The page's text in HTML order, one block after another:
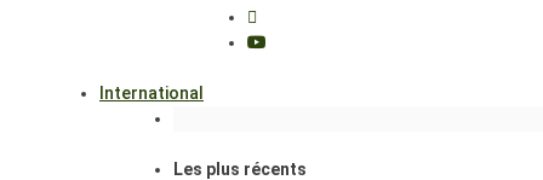
International
Les plus récents